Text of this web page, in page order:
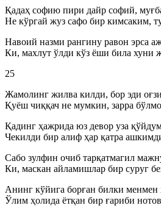
Қадаҳ софию пири дайр софий,
Не кўргай жуз сафо бир кимсаким,
Навоий назми рангину равон эрса
Ки, махлут ўлди кўз ёши била хуни
25
Жамолинг жилва килди, бор эди
Қуёш чиққач не мумкин, зарра
Қадинг ҳажрида юз девор уза
Чекилди бир алиф ҳар қатра
Сабо зулфин очиб тарқатмагил
Ки, маскан айламишлар бир суруг
Анинг кўйига борған билки менмен
Ўлим ҳолида ётқан бир ғариби